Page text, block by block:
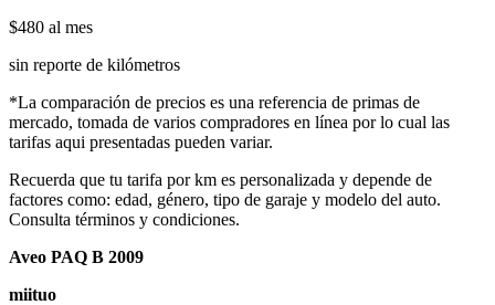
$480 al mes
sin reporte de kilómetros
*La comparación de precios es una referencia de primas de
mercado, tomada de varios compradores en línea por lo cual las
tarifas aqui presentadas pueden variar.
Recuerda que tu tarifa por km es personalizada y depende de
factores como: edad, género, tipo de garaje y modelo del auto.
Consulta términos y condiciones.
Aveo PAQ B 2009
miituo